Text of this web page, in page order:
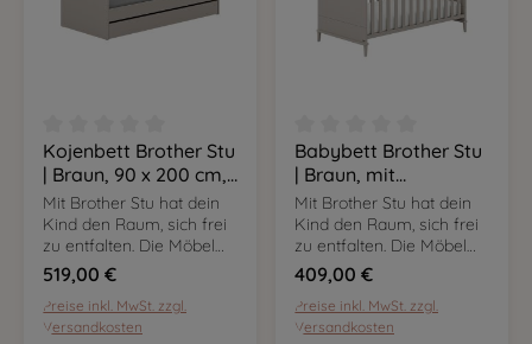
Durchschnittliche Bewertung von 0 von 5 Sternen
Kojenbett Brother Stu
| Braun, 90 x 200 cm,
inkl. Bettkasten
Mit Brother Stu hat dein
Kind den Raum, sich frei
zu entfalten. Die Möbel
sind flexibel nutzbar und
mit ihrem Dekor in Taupe
setzen sie in eurem
Zuhause markante
519,00 €
Preise inkl. MwSt. zzgl.
Versandkosten
Durchschnittliche
Babybett Brother Stu
| Braun, mit
Massivholzanteil, 70 x
140 cm
Mit Brother Stu hat dein
Kind den Raum, sich frei
zu entfalten. Die Möbel
sind flexibel nutzbar und
mit ihrem Dekor in Taupe
setzen sie in eurem
Zuhause markante
409,00 €
Preise inkl. MwSt. zzgl.
Versandkosten